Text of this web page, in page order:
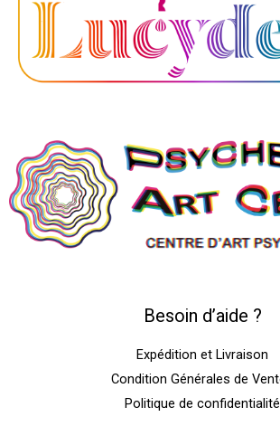
Besoin d’aide ?
Expédition et Livraison
Condition Générales de
Politique de confidentialité